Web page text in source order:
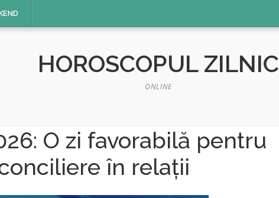
HOROSCOPUL ZILNIC
ONLINE
O zi favorabilă pentru
în relații